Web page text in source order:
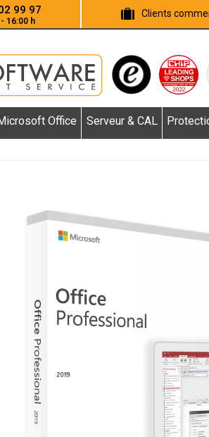
99 97
16:00 h
Clients
Office Serveur & CAL